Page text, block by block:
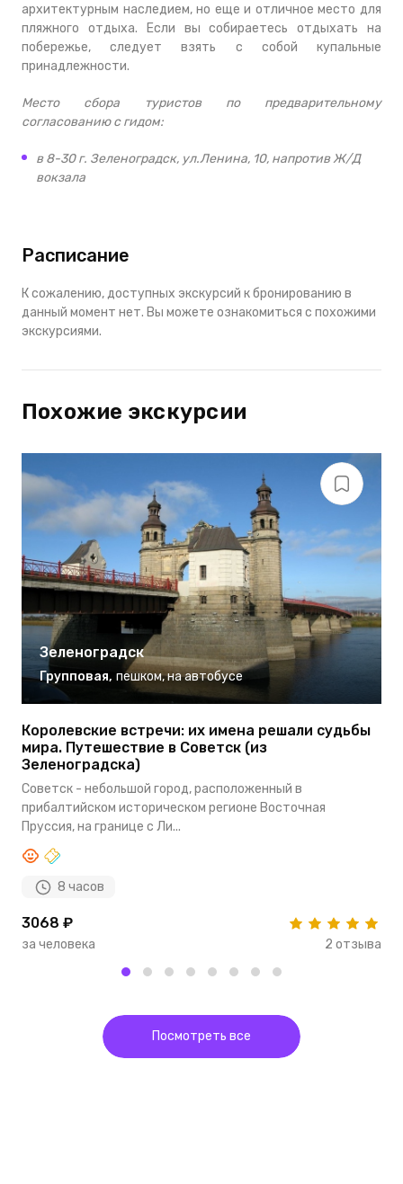
архитектурным наследием, но еще и отличное место для
пляжного отдыха. Если вы собираетесь отдыхать на
побережье, следует взять с собой купальные
принадлежности.
Место сбора туристов по предварительному
согласованию с гидом:
в 8-30 г. Зеленоградск, ул.Ленина, 10, напротив Ж/Д
вокзала
Расписание
К сожалению, доступных экскурсий к бронированию в
данный момент нет. Вы можете ознакомиться с похожими
экскурсиями.
Похожие экскурсии
Зеленоградск
Групповая, пешком, на автобусе
Королевские встречи: их имена решали судьбы
мира. Путешествие в Советск (из
Зеленоградска)
Советск - небольшой город, расположенный в
прибалтийском историческом регионе Восточная
Пруссия, на границе с Ли...
8 часов
3068 ₽
за человека 2 отзыва
Посмотреть все